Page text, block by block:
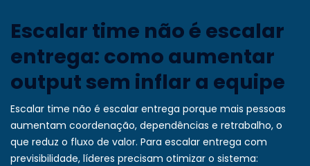
Escalar time não é escalar
entrega: como aumentar
output sem inflar a equipe
Escalar time não é escalar entrega porque mais pessoas
aumentam coordenação, dependências e retrabalho, o
que reduz o fluxo de valor. Para escalar entrega com
previsibilidade, líderes precisam otimizar o sistema: